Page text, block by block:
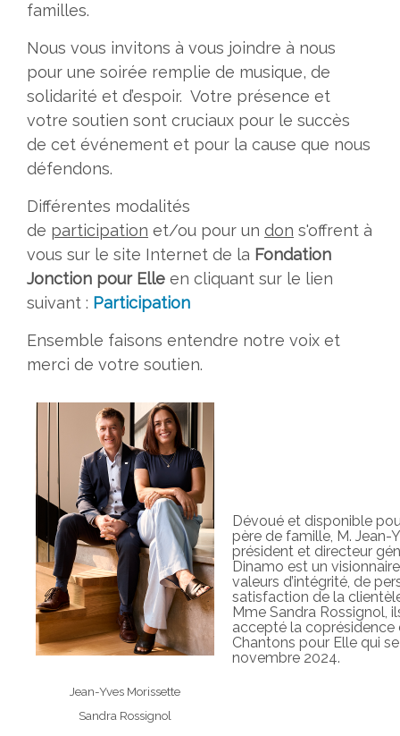
familles.
Nous vous invitons à vous joindre à nous
pour une soirée remplie de musique, de
solidarité et d’espoir. Votre présence et
votre soutien sont cruciaux pour le succès
de cet événement et pour la cause que nous
défendons.
Différentes modalités
de participation et/ou pour un don s'offrent à
vous sur le site Internet de la Fondation
Jonction pour Elle en cliquant sur le lien
suivant : Participation
Ensemble faisons entendre notre voix et
merci de votre soutien.
Jean-Yves Morissette
Sandra Rossignol
Dévoué et disponible
père de famille, M. Jean-
président et directeur
Dinamo est un
valeurs d’intégrité, de
satisfaction de la
Mme Sandra Rossignol,
accepté la coprésidence
Chantons pour Elle qui
novembre 2024.